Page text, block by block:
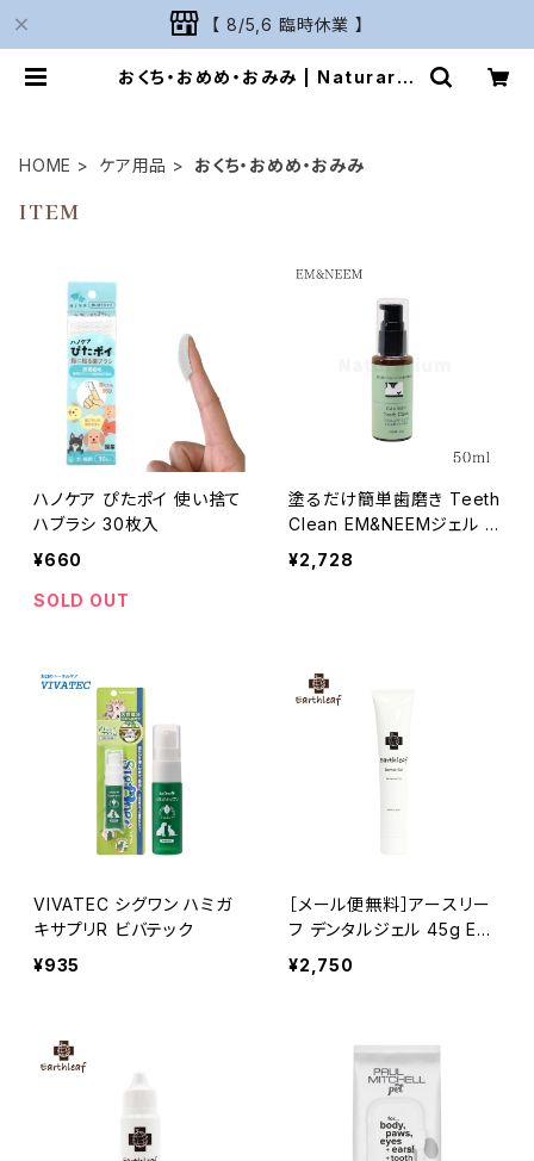
【 8/5,6 臨時休業 】
おくち・おめめ・おみみ | Naturariu
HOME ケア用品 おくち・おめめ・おみみ
ITEM
ハノケア ぴたポイ 使い捨て
ハブラシ 30枚入
¥660
SOLD OUT
塗るだけ簡単歯磨き Teeth
Clean EM&NEEMジェル 5
0ml
¥2,728
VIVATEC シグワン ハミガ
キサプリR ビバテック
¥935
［メール便無料］アースリー
フ デンタルジェル 45g EAR
THLEAF
¥2,750